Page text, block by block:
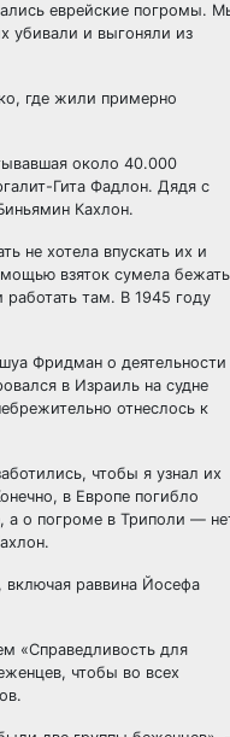
еврейские погромы.
убивали и выгоняли из
где жили примерно
около 40.000
Гита Фадлон. Дядя с
Кахлон.
не хотела впускать их и
взяток сумела бежать
там. В 1945 году
Фридман о деятельности
в Израиль на судне
отнеслось к
чтобы я узнал их
в Европе погибло
а о погроме в Триполи —
включая раввина Йосефа
«Справедливость для
чтобы во всех